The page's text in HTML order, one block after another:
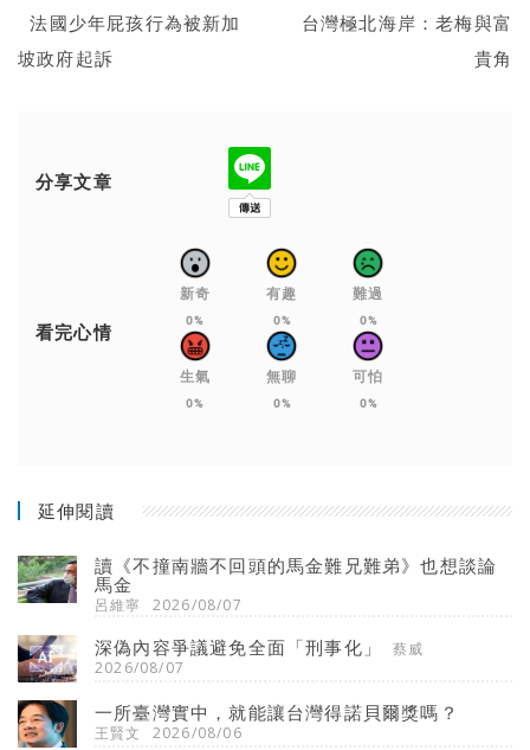
法國少年屁孩行為被新加
坡政府起訴
台灣極北海岸：老梅與富
貴角
分享文章
看完心情
新奇
0%
有趣
0%
難過
0%
生氣
0%
無聊
0%
可怕
0%
延伸閱讀
讀《不撞南牆不回頭的馬金難兄難弟》也想談論
馬金
呂維寧 2026/08/07
深偽內容爭議避免全面「刑事化」
蔡威
2026/08/07
一所臺灣實中，就能讓台灣得諾貝爾獎嗎？
王賢文 2026/08/06